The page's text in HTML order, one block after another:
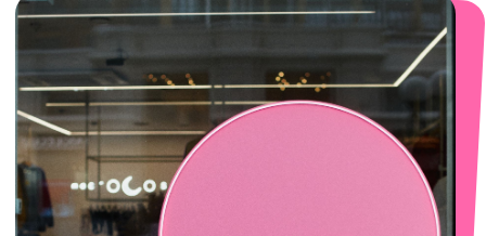
Сакко и Ванцетти, 99
+7 (922) 030-63-11
с 10-00 до 21-00